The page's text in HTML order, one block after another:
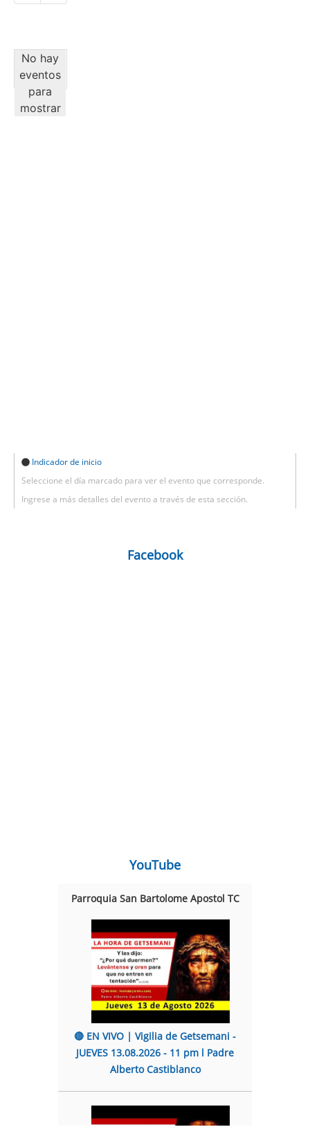
No hay
eventos
para
mostrar
Indicador de inicio
Seleccione el día marcado para ver el evento que corresponde.
Ingrese a más detalles del evento a través de esta sección.
Facebook
YouTube
Parroquia San Bartolome Apostol TC
🔴 EN VIVO | Vigilia de Getsemani -
JUEVES 13.08.2026 - 11 pm l Padre
Alberto Castiblanco